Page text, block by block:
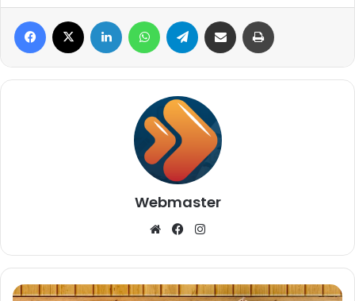
Facebook Linkedin WhatsAppTelegram Compartilhar via e-mail
Webmaster
WebsiteFacebook